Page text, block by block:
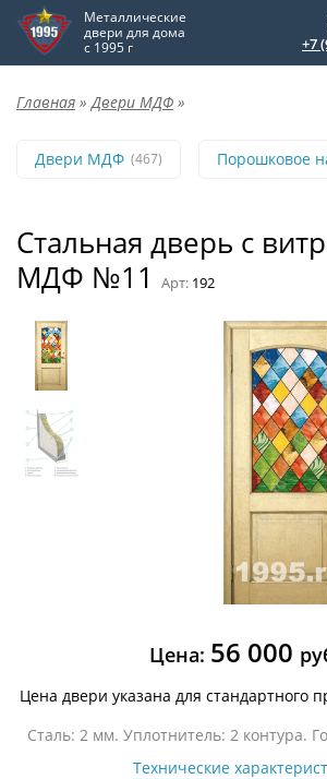
Металлические
двери для дома
с 1995 г
+7
Главная » Двери МДФ »
Двери МДФ (467) Порошковое
Стальная дверь с
МДФ №11
Арт: 192
Цена: 56 000
Цена двери указана для стандартного
Сталь: 2 мм. Уплотнитель: 2 контура.
Технические